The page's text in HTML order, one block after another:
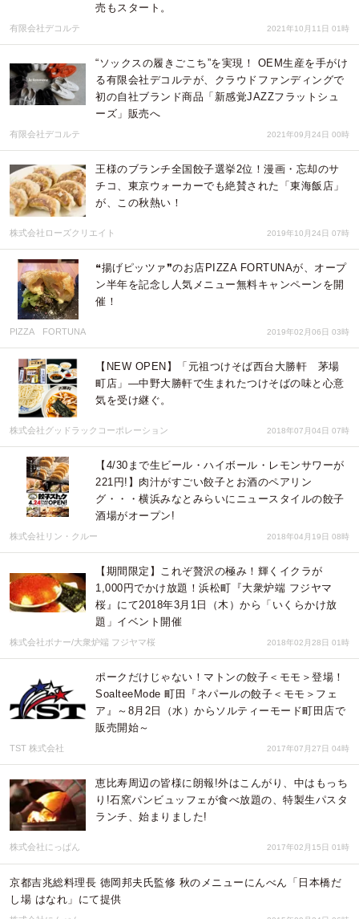
売もスタート。
有限会社デコルテ 2021年10月11日 01時
“ソックスの履きごこち”を実現！ ОEМ生産を手がけ
る有限会社デコルテが、クラウドファンディングで
初の自社ブランド商品「新感覚JAZZフラットシュ
ーズ」販売へ
有限会社デコルテ 2021年09月24日 00時
王様のブランチ全国餃子選挙2位！漫画・忘却のサ
チコ、東京ウォーカーでも絶賛された「東海飯店」
が、この秋熱い！
株式会社ローズクリエイト 2019年10月24日 07時
❝揚げピッツァ❞のお店PIZZA FORTUNAが、オープ
ン半年を記念し人気メニュー無料キャンペーンを開
催！
PIZZA FORTUNA 2019年02月06日 03時
【NEW OPEN】「元祖つけそば西台大勝軒 茅場
町店」―中野大勝軒で生まれたつけそばの味と心意
気を受け継ぐ。
株式会社グッドラックコーポレーション 2018年07月04日 07時
【4/30まで生ビール・ハイボール・レモンサワーが
221円!】肉汁がすごい餃子とお酒のペアリン
グ・・・横浜みなとみらいにニュースタイルの餃子
酒場がオープン!
株式会社リン・クルー 2018年04月19日 08時
【期間限定】これぞ贅沢の極み！輝くイクラが
1,000円でかけ放題！浜松町『大衆炉端 フジヤマ
桜』にて2018年3月1日（木）から「いくらかけ放
題」イベント開催
株式会社ボナー/大衆炉端 フジヤマ桜 2018年02月28日 01時
ポークだけじゃない！マトンの餃子＜モモ＞登場！
SoalteeMode 町田『ネパールの餃子＜モモ＞フェ
ア』～8月2日（水）からソルティーモード町田店で
販売開始～
TST 株式会社 2017年07月27日 04時
恵比寿周辺の皆様に朗報!外はこんがり、中はもっち
り!石窯パンビュッフェが食べ放題の、特製生パスタ
ランチ、始まりました!
株式会社にっぱん 2017年02月15日 01時
京都吉兆総料理長 徳岡邦夫氏監修 秋のメニューにんべん「日本橋だ
し場 はなれ」にて提供